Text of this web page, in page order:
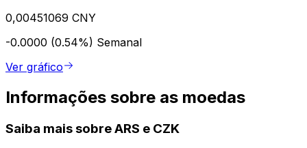
0,00451069 CNY
-0.0000 (0.54%) Semanal
Ver gráfico
Informações sobre as moedas
Saiba mais sobre ARS e CZK